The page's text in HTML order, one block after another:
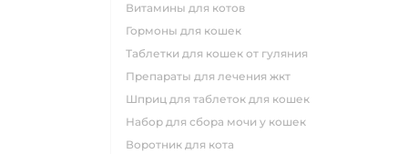
витамины для котов
гормоны для кошек
таблетки для кошек от гуляния
препараты для лечения жкт
шприц для таблеток для кошек
набор для сбора мочи у кошек
воротник для кота